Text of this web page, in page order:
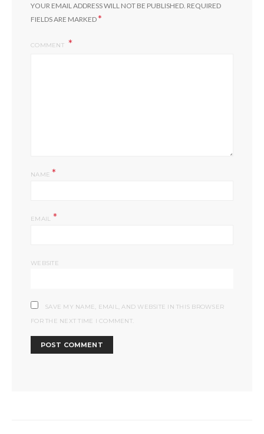
YOUR EMAIL ADDRESS WILL NOT BE PUBLISHED. REQUIRED
FIELDS ARE MARKED*
COMMENT
NAME*
EMAIL *
WEBSITE
SAVE MY NAME, EMAIL, AND WEBSITE IN THIS BROWSER
FOR THE NEXT TIME I COMMENT.